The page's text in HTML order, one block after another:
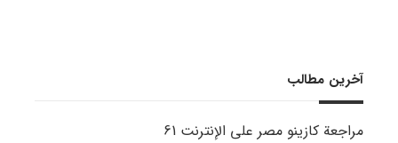
آخرین مطالب
مراجعة كازينو مصر على الإنترنت 61